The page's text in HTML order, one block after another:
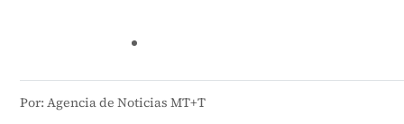
Por: Agencia de Noticias MT+T